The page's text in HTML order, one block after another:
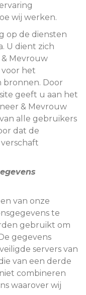
wij werken.
op de diensten
U dient zich
Mevrouw
voor het
bronnen. Door
geeft u aan het
& Mevrouw
alle gebruikers
dat de
van onze
te
gebruikt om
gegevens
servers van
van een derde
combineren
waarover wij